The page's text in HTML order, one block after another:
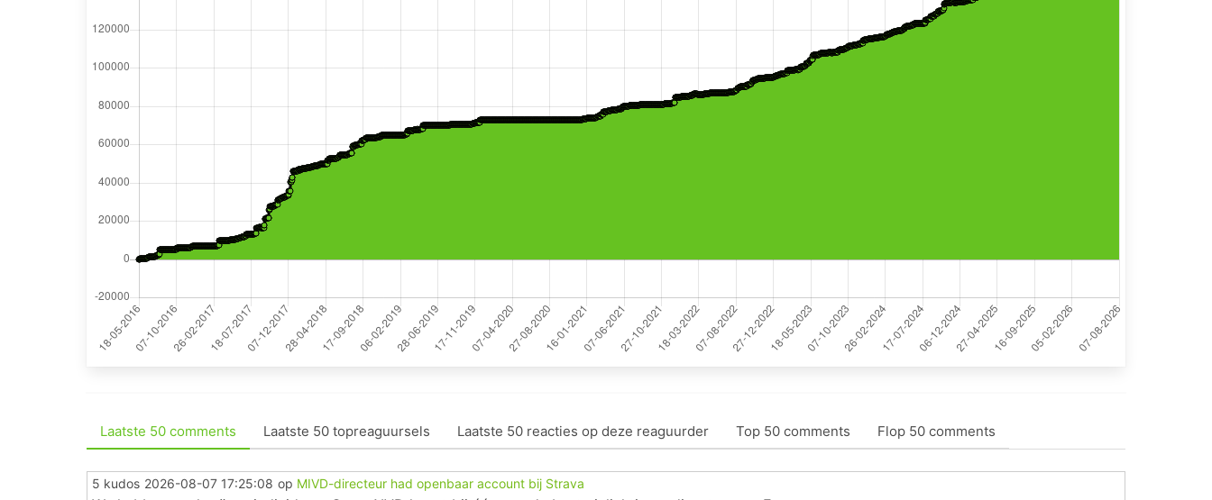
Laatste 50 comments Laatste 50 topreaguursels Laatste 50 reacties op deze reaguurder Top 50 comments Flop 50 comments
5 kudos 2026-08-07 17:25:08 op MIVD-directeur had openbaar account bij Strava